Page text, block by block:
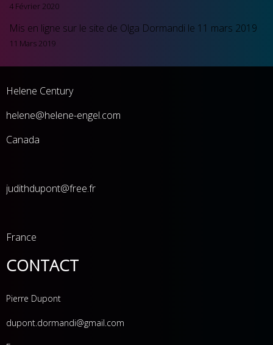
4 Février 2020
Mis en ligne sur le site de Olga Dormandi le 11 mars 2019
11 Mars 2019
Helene Century
helene@helene-engel.com
Canada
judithdupont@free.fr
France
CONTACT
Pierre Dupont
dupont.dormandi@gmail.com